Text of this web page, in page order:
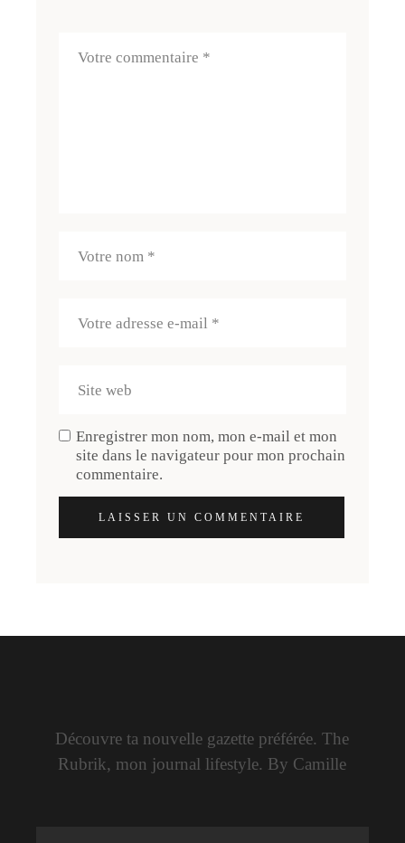
Enregistrer mon nom, mon e-mail et mon
site dans le navigateur pour mon prochain
commentaire.
LAISSER UN COMMENTAIRE
Découvre ta nouvelle gazette préférée. The
Rubrik, mon journal lifestyle. By Camille